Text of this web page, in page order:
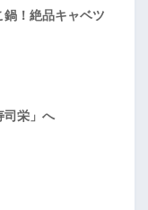
！絶品キャベツ
司栄」へ